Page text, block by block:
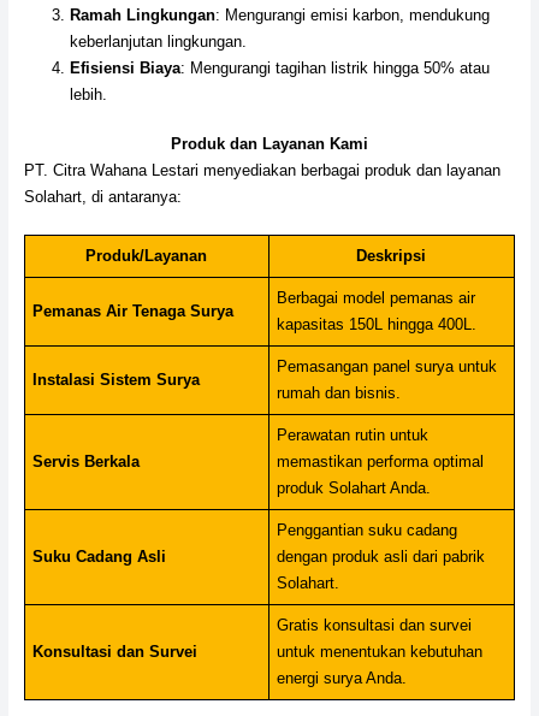
Ramah Lingkungan: Mengurangi emisi karbon, mendukung
keberlanjutan lingkungan.
Efisiensi Biaya: Mengurangi tagihan listrik hingga 50% atau
lebih.
Produk dan Layanan Kami
PT. Citra Wahana Lestari menyediakan berbagai produk dan layanan
Solahart, di antaranya:
Produk/Layanan Deskripsi
Pemanas Air Tenaga Surya
Berbagai model pemanas air
kapasitas 150L hingga 400L.
Instalasi Sistem Surya
Pemasangan panel surya untuk
rumah dan bisnis.
Servis Berkala
Perawatan rutin untuk
memastikan performa optimal
produk Solahart Anda.
Suku Cadang Asli
Penggantian suku cadang
dengan produk asli dari pabrik
Solahart.
Konsultasi dan Survei
Gratis konsultasi dan survei
untuk menentukan kebutuhan
energi surya Anda.